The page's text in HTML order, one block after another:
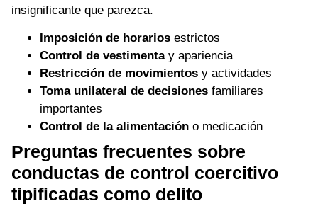
insignificante que parezca.
Imposición de horarios estrictos
Control de vestimentay apariencia
Restricción de movimientos y actividades
Toma unilateral de decisiones familiares
importantes
Control de la alimentación o medicación
Preguntas frecuentes sobre
conductas de control coercitivo
tipificadas como delito